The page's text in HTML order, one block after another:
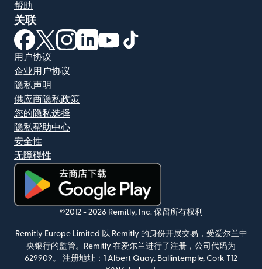
帮助
关联
（在新窗口中打开）
（在新窗口中打开）
（在新窗口中打开）
（在新窗口中打开）
（在新窗口中打开）
用户协议
企业用户协议
隐私声明
供应商隐私政策
您的隐私选择
隐私帮助中心
安全性
无障碍性
（在新窗口中打开）
©2012 - 2026 Remitly, Inc. 保留所有权利
Remitly Europe Limited 以 Remitly 的身份开展交易，受爱尔兰中
央银行的监管。Remitly 在爱尔兰进行了注册，公司代码为
629909。 注册地址：1 Albert Quay, Ballintemple, Cork T12